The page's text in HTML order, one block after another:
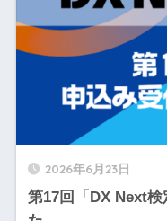
2026年6月23日
第17回「DX Next